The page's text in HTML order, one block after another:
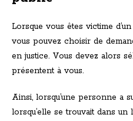
Lorsque vous êtes victime
vous pouvez choisir de
en justice. Vous devez alors
présentent à vous.
Ainsi, lorsqu’une personne a
lorsqu’elle se trouvait dans